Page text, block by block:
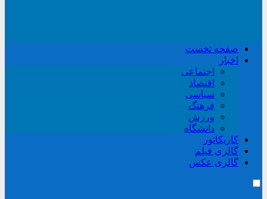
صفحه نخست
اخبار
اجتماعی
اقتصاد
سیاسی
فرهنگ
ورزش
دانشگاه
کاریکاتور
گالری فیلم
گالری عکس